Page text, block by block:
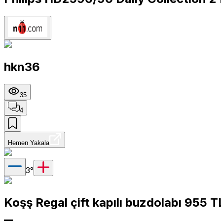
hkn36
35
4
Hemen Yakala
3°
Koşş Regal çift kapılı buzdolabı 955